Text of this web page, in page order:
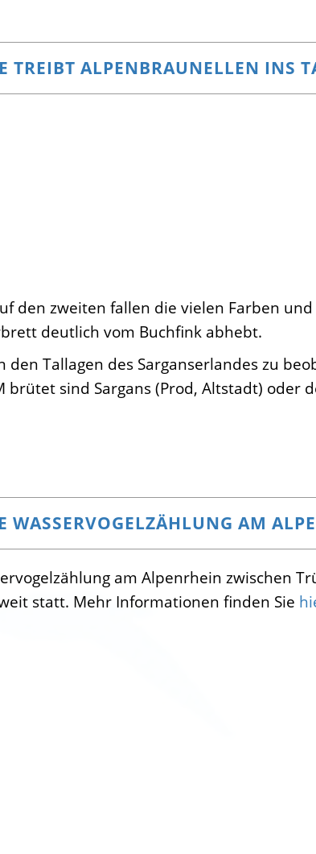
TREIBT ALPENBRAUNELLEN INS
den zweiten fallen die vielen Farben
deutlich vom Buchfink abhebt.
Tallagen des Sarganserlandes zu
brütet sind Sargans (Prod, Altstadt) oder
WASSERVOGELZÄHLUNG AM
am Alpenrhein zwischen
statt. Mehr Informationen finden Sie